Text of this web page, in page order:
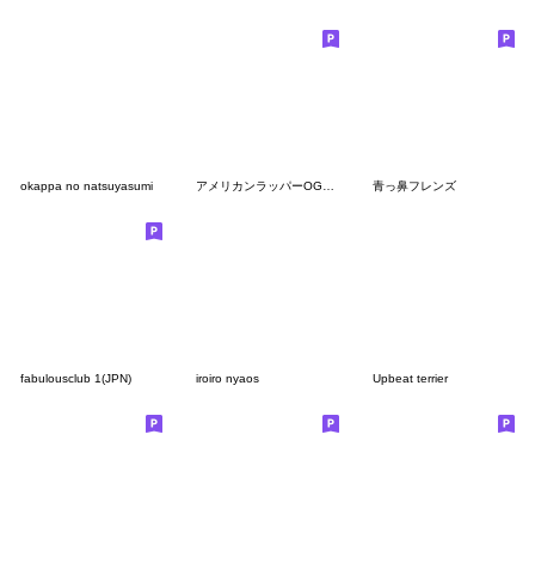
okappa no natsuyasumi 青っ鼻フレンズ
fabulousclub 1(JPN) iroiro nyaos Upbeat terrier